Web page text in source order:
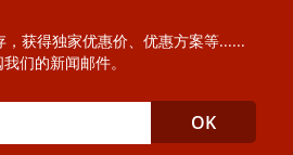
获得独家优惠价、优惠方案等......
们的新闻邮件。